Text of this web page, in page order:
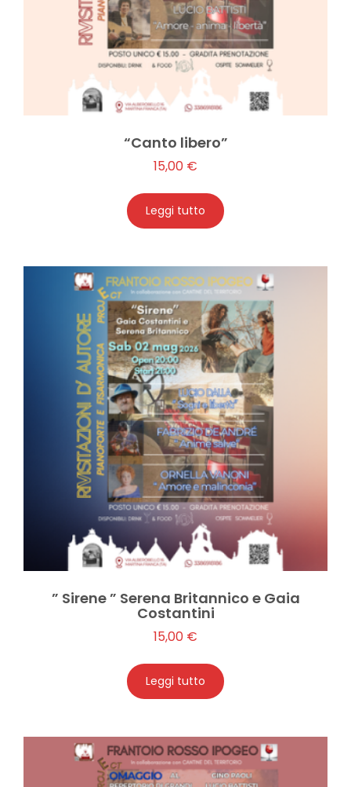
“Canto libero”
15,00 €
Leggi tutto
” Sirene ” Serena Britannico e Gaia
Costantini
15,00 €
Leggi tutto